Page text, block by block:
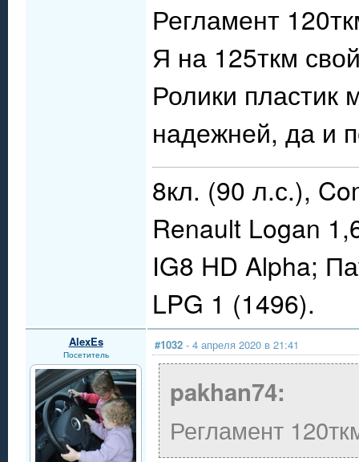
Регламент
Я на 125ткм
Ролики пластик
надежней, да и
8кл. (90 л.с.),
Renault Logan
IG8 HD Alpha;
LPG 1 (1496).
AlexEs
Посетитель
#1032 - 4 апреля 2020 в 21:41
pakhan74:
Регламент